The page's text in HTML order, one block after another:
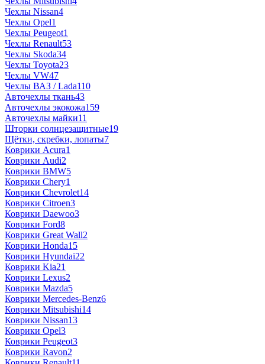
Чехлы Nissan4
Чехлы Opel1
Чехлы Peugeot1
Чехлы Renault53
Чехлы Skoda34
Чехлы Toyota23
Чехлы VW47
Чехлы ВАЗ / Lada110
Авточехлы ткань43
Авточехлы экокожа159
Авточехлы майки11
Шторки солнцезащитные19
Щётки, скребки, лопаты7
Коврики Acura1
Коврики Audi2
Коврики BMW5
Коврики Chery1
Коврики Chevrolet14
Коврики Citroen3
Коврики Daewoo3
Коврики Ford8
Коврики Great Wall2
Коврики Honda15
Коврики Hyundai22
Коврики Kia21
Коврики Lexus2
Коврики Mazda5
Коврики Mercedes-Benz6
Коврики Mitsubishi14
Коврики Nissan13
Коврики Opel3
Коврики Peugeot3
Коврики Ravon2